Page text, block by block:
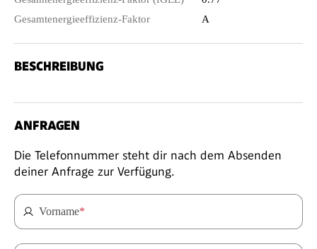
Gesamtenergieeffizienz-Faktor
A
BESCHREIBUNG
ANFRAGEN
Die Telefonnummer steht dir nach dem Absenden
deiner Anfrage zur Verfügung.
Vorname*